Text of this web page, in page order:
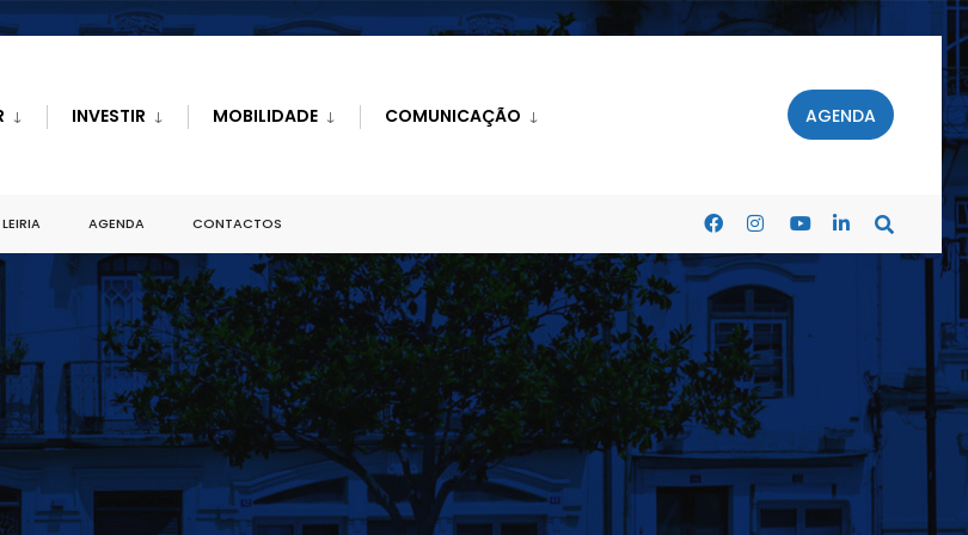
INVESTIR MOBILIDADE COMUNICAÇÃO AGENDA
AGENDA CONTACTOS